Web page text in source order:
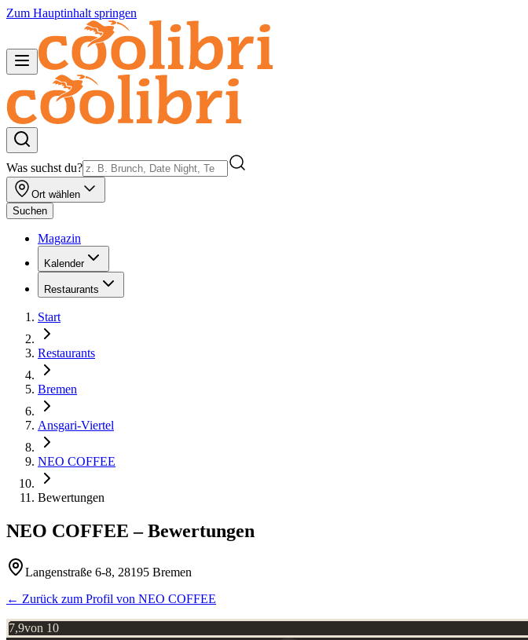
Zum Hauptinhalt springen
Was suchst du?
Ort wählen
Suchen
Magazin
Kalender
Restaurants
Start
Restaurants
Bremen
Ansgari-Viertel
NEO COFFEE
Bewertungen
NEO COFFEE – Bewertungen
Langenstraße 6-8, 28195 Bremen
← Zurück zum Profil von NEO COFFEE
7,9von 10